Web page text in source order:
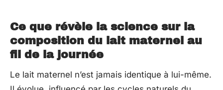
Ce que révèle la science sur la
composition du lait maternel au
fil de la journée
Le lait maternel n’est jamais identique à lui-même.